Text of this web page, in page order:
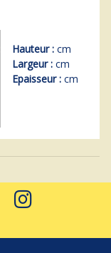
Hauteur : cm
Largeur : cm
Epaisseur : cm